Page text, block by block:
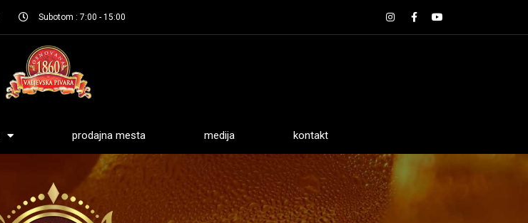
Subotom : 7:00 - 15:00
prodajna mesta medija kontakt